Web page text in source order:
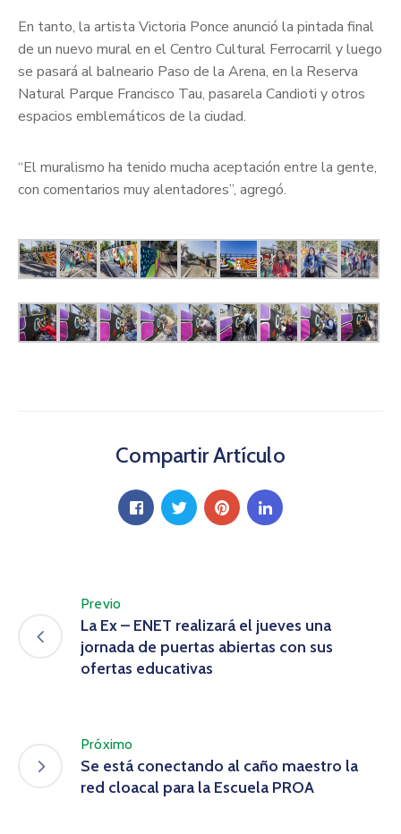
En tanto, la artista Victoria Ponce anunció la pintada final
de un nuevo mural en el Centro Cultural Ferrocarril y luego
se pasará al balneario Paso de la Arena, en la Reserva
Natural Parque Francisco Tau, pasarela Candioti y otros
espacios emblemáticos de la ciudad.
“El muralismo ha tenido mucha aceptación entre la gente,
con comentarios muy alentadores”, agregó.
Compartir Artículo
Previo
La Ex – ENET realizará el jueves una
jornada de puertas abiertas con sus
ofertas educativas
Próximo
Se está conectando al caño maestro la
red cloacal para la Escuela PROA